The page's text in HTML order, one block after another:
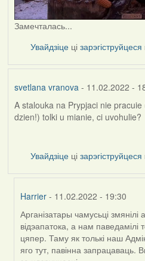
Замечталась...
Увайдзіце цізарэгіструйцеся
svetlana vranova- 11.02.2022 -
A stalouka na Prypjaci nie
dzien!) tolki u mianie, ci uvohulie?
Увайдзіце цізарэгіструйцеся
Harrier - 11.02.2022 - 19:30
In
reply
to
by
Арганізатары чамусьці змянілі
відэапатока, а нам паведамілі
цяпер. Таму як толькі наш
яго тут, павінна запрацаваць.